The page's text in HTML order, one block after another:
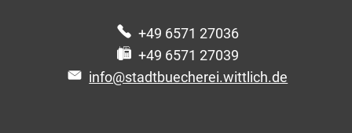
+49 6571 27036
+49 6571 27039
info@stadtbuecherei.wittlich.de